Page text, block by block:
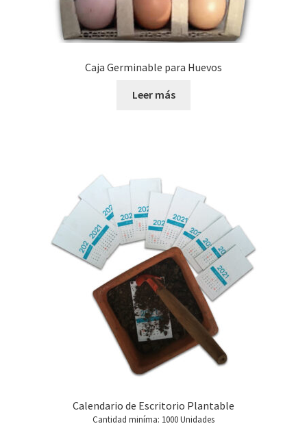
Caja Germinable para Huevos
Leer más
Calendario de Escritorio Plantable
Cantidad miníma: 1000 Unidades